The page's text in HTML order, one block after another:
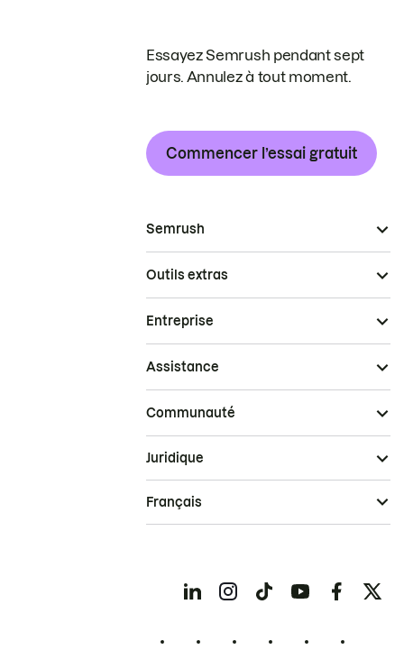
Essayez Semrush pendant sept
jours. Annulez à tout moment.
Commencer l’essai gratuit
Semrush
Outils extras
Entreprise
Assistance
Communauté
Juridique
Français